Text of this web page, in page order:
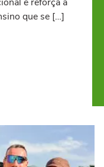
que se […]